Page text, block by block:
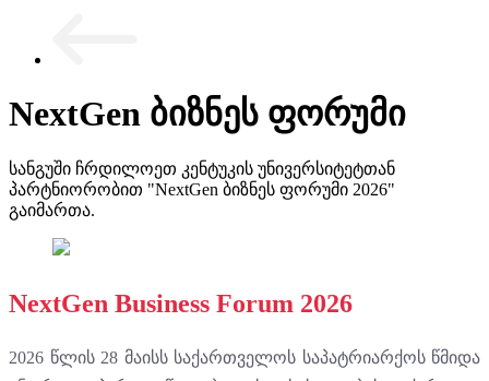
NextGen ბიზნეს ფორუმი
სანგუში ჩრდილოეთ კენტუკის უნივერსიტეტთან
პარტნიორობით "NextGen ბიზნეს ფორუმი 2026"
გაიმართა.
NextGen Business Forum 2026
2026 წლის 28 მაისს საქართველოს საპატრიარქოს წმიდა